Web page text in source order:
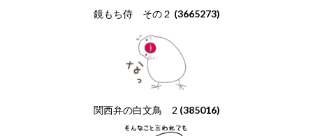
鏡もち侍 その２ (3665273)
関西弁の白文鳥 2 (385016)